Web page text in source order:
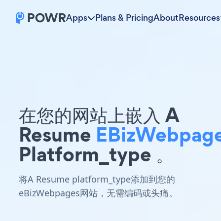
Apps Plans & PricingAboutResources
在您的网站上嵌入 A
Resume
Platform_type 。
将A Resume platform_type添加到您的
eBizWebpages网站，无需编码或头痛。